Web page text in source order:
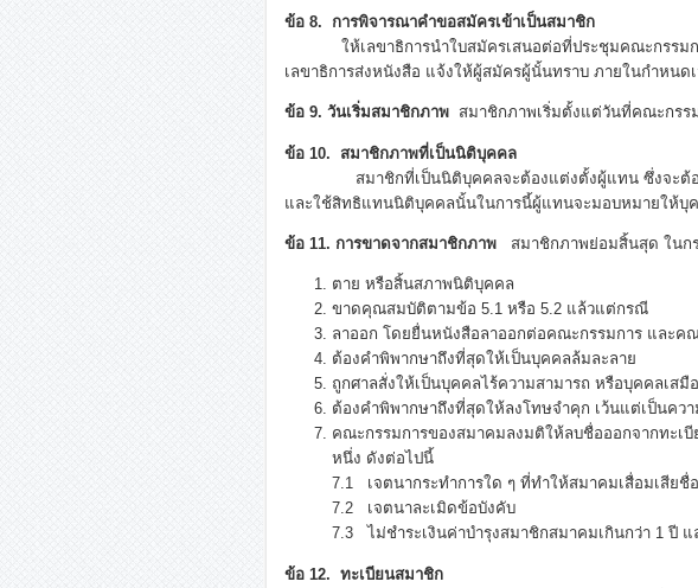
ข้อ 8. การพิจารณาคำขอสมัครเข้าเป็นสมาชิก
ให้เลขาธิการนำใบสมัครเสนอต่อที่ประชุมคณะกรรมกา
เลขาธิการส่งหนังสือ แจ้งให้ผู้สมัครผู้นั้นทราบ ภายในกำหนด
ข้อ 9. วันเริ่มสมาชิกภาพ สมาชิกภาพเริ่มตั้งแต่วันที่คณะกรร
ข้อ 10. สมาชิกภาพที่เป็นนิติบุคคล
สมาชิกที่เป็นนิติบุคคลจะต้องแต่งตั้งผู้แทน ซึ่งจะต้องเ
และใช้สิทธิแทนนิติบุคคลนั้นในการนี้ผู้แทนจะมอบหมายให้บุ
ข้อ 11. การขาดจากสมาชิกภาพ สมาชิกภาพย่อมสิ้นสุด ในก
ตาย หรือสิ้นสภาพนิติบุคคล
ขาดคุณสมบัติตามข้อ 5.1 หรือ 5.2 แล้วแต่กรณี
ลาออก โดยยื่นหนังสือลาออกต่อคณะกรรมการ และค
ต้องคำพิพากษาถึงที่สุดให้เป็นบุคคลล้มละลาย
ถูกศาลสั่งให้เป็นบุคคลไร้ความสามารถ หรือบุคคลเสมื
ต้องคำพิพากษาถึงที่สุดให้ลงโทษจำคุก เว้นแต่เป็นค
คณะกรรมการของสมาคมลงมติให้ลบชื่อออกจากทะเ
หนึ่ง ดังต่อไปนี้
7.1 เจตนากระทำการใด ๆ ที่ทำให้สมาคมเสื่อมเสียชื่อ
7.2 เจตนาละเมิดข้อบังคับ
7.3 ไม่ชำระเงินค่าบำรุงสมาชิกสมาคมเกินกว่า 1 ปี
ข้อ 12. ทะเบียนสมาชิก